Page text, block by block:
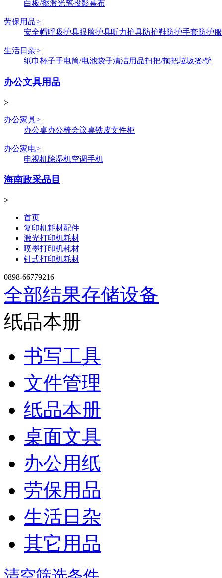
白板/擦激光笔投影幕布
劳保用品>
安全帽呼吸护具眼脸护具听力护具防护鞋防护手套防护服
生活日杂>
纸巾杯子手电筒/电池袋子清洁用品扫把/拖把垃圾篓/铲
办公文具用品
>
办公家具>
办公桌办公椅会议桌铁皮文件柜
办公家电>
电视机除湿机空调手机
海南政采品目
>
首页
复印机耗材配件
激光打印机耗材
喷墨打印机耗材
针式打印机耗材
0898-66779216
全部结果存储设备
纸品本册
书写工具
文件管理
纸品本册
桌面文具
办公用纸
劳保用品
生活日杂
其它用品